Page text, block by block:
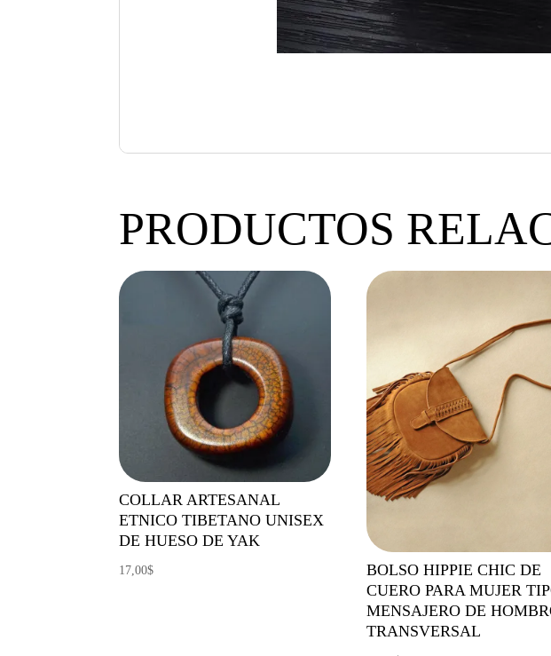
PRODUCTOS
COLLAR ARTESANAL
ETNICO TIBETANO UNISEX
DE HUESO DE YAK
17,00$
BOLSO HIPPIE CHIC DE
CUERO PARA MUJER
MENSAJERO DE
TRANSVERSAL